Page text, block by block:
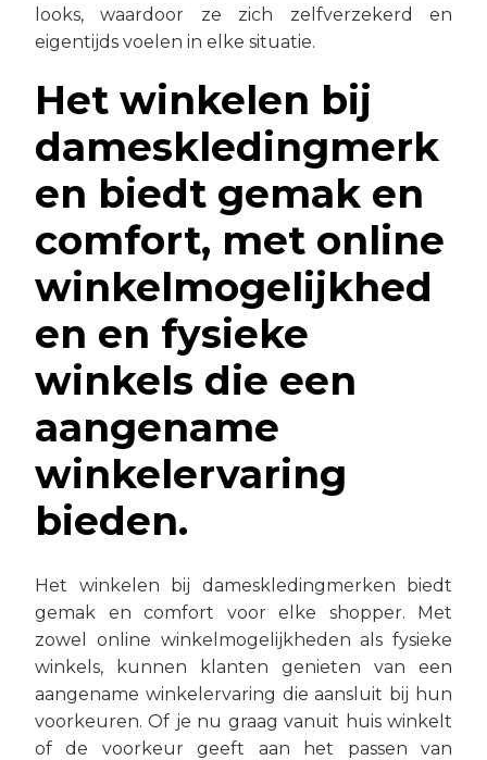
looks, waardoor ze zich zelfverzekerd en
eigentijds voelen in elke situatie.
Het winkelen bij
dameskledingmerk
en biedt gemak en
comfort, met online
winkelmogelijkhed
en en fysieke
winkels die een
aangename
winkelervaring
bieden.
Het winkelen bij dameskledingmerken biedt
gemak en comfort voor elke shopper. Met
zowel online winkelmogelijkheden als fysieke
winkels, kunnen klanten genieten van een
aangename winkelervaring die aansluit bij hun
voorkeuren. Of je nu graag vanuit huis winkelt
of de voorkeur geeft aan het passen van